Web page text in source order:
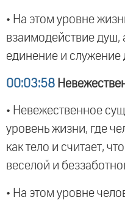
• На этом уровне
взаимодействие душ,
единение и служение
00:03:58
• Невежественное
уровень жизни, где
как тело и считает,
веселой и
• На этом уровне